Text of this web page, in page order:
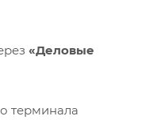
«Деловые
терминала